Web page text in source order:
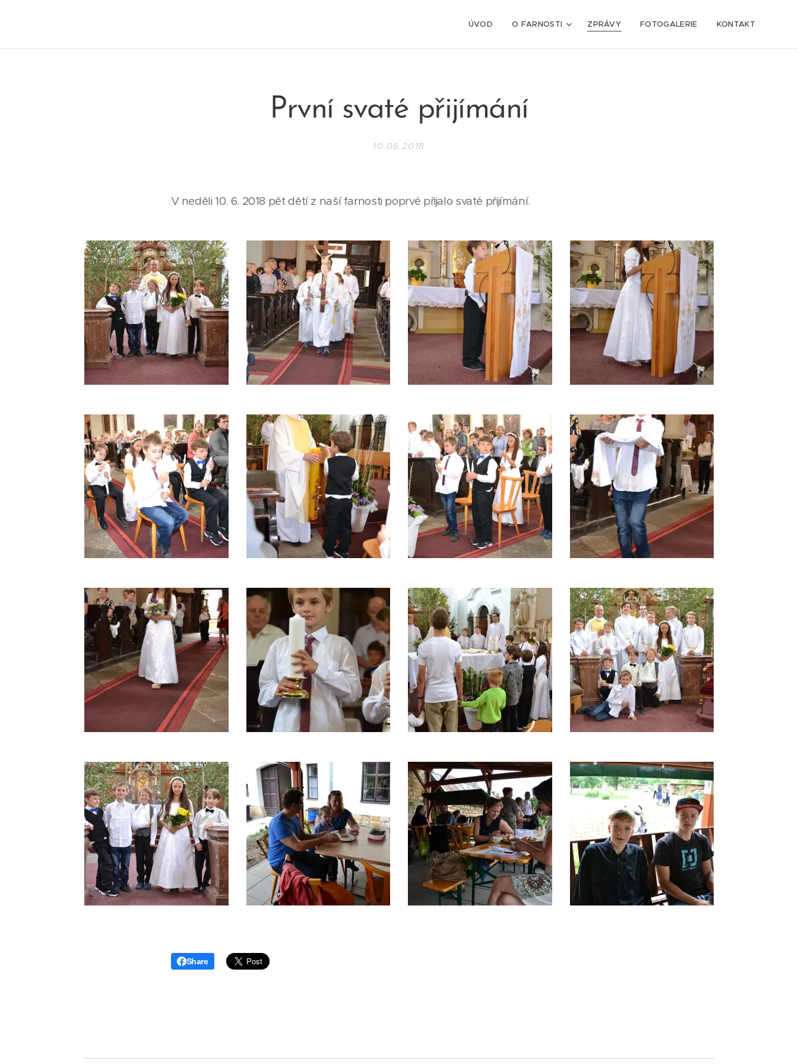
ÚVOD O FARNOSTI ZPRÁVY FOTOGALERIE KONTAKT
První svaté přijímání
10.06.2018
V neděli 10. 6. 2018 pět dětí z naší farnosti poprvé přijalo svaté přijímání.
Share